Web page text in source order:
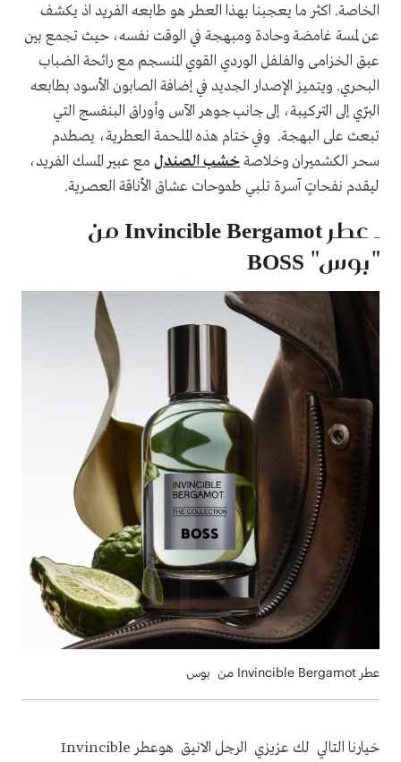
الخاصة. اكثر ما يعجبنا بهذا العطر هو طابعه الفريد اذ يكشف
عن لمسة غامضة وحادة ومبهجة في الوقت نفسه، حيث تجمع بين
عبق الخزامى والفلفل الوردي القوي المنسجم مع رائحة الضباب
البحري. ويتميز الإصدار الجديد في إضافة الصابون الأسود بطابعه
البرّي إلى التركيبة، إلى جانب جوهر الآس وأوراق البنفسج التي
تبعث على البهجة. وفي ختام هذه الملحمة العطرية، يصطدم
سحر الكشميران وخلاصةخشب الصندل مع عبير المسك الفريد،
ليقدم نفحاتٍ آسرة تلبي طموحات عشاق الأناقة العصرية.
ـ عطر Invincible Bergamot من
"بوس" BOSS
عطر Invincible Bergamot من بوس
خيارنا التالي لك عزيزي الرجل الانيق هوعطر Invincible